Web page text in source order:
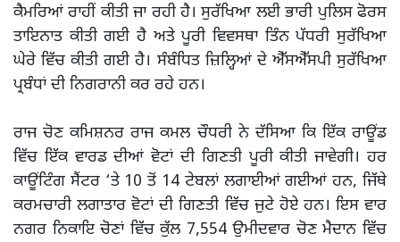
ਕੈਮਰਿਆਂ ਰਾਹੀਂ ਕੀਤੀ ਜਾ ਰਹੀ ਹੈ। ਸੁਰੱਖਿਆ ਲਈ ਭਾਰੀ ਪੁਲਿਸ ਫੋਰਸ
ਤਾਇਨਾਤ ਕੀਤੀ ਗਈ ਹੈ ਅਤੇ ਪੂਰੀ ਵਿਵਸਥਾ ਤਿੰਨ ਪੱਧਰੀ ਸੁਰੱਖਿਆ
ਘੇਰੇ ਵਿੱਚ ਕੀਤੀ ਗਈ ਹੈ। ਸੰਬੰਧਿਤ ਜ਼ਿਲ੍ਹਿਆਂ ਦੇ ਐੱਸਐੱਸਪੀ ਸੁਰੱਖਿਆ
ਪ੍ਰਬੰਧਾਂ ਦੀ ਨਿਗਰਾਨੀ ਕਰ ਰਹੇ ਹਨ।
ਰਾਜ ਚੋਣ ਕਮਿਸ਼ਨਰ ਰਾਜ ਕਮਲ ਚੌਧਰੀ ਨੇ ਦੱਸਿਆ ਕਿ ਇੱਕ ਰਾਊਂਡ
ਵਿੱਚ ਇੱਕ ਵਾਰਡ ਦੀਆਂ ਵੋਟਾਂ ਦੀ ਗਿਣਤੀ ਪੂਰੀ ਕੀਤੀ ਜਾਵੇਗੀ। ਹਰ
ਕਾਊਂਟਿੰਗ ਸੈਂਟਰ ‘ਤੇ 10 ਤੋਂ 14 ਟੇਬਲਾਂ ਲਗਾਈਆਂ ਗਈਆਂ ਹਨ, ਜਿੱਥੇ
ਕਰਮਚਾਰੀ ਲਗਾਤਾਰ ਵੋਟਾਂ ਦੀ ਗਿਣਤੀ ਵਿੱਚ ਜੁਟੇ ਹੋਏ ਹਨ। ਇਸ ਵਾਰ
ਨਗਰ ਨਿਕਾਇ ਚੋਣਾਂ ਵਿੱਚ ਕੁੱਲ 7,554 ਉਮੀਦਵਾਰ ਚੋਣ ਮੈਦਾਨ ਵਿੱਚ